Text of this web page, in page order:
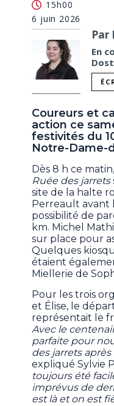
15h00
6 juin 2026
Par
En
Coureurs et
action ce
festivités du
Notre-Dame-
Dès 8 h ce
Ruée des jarrets
site de la halte
Perreault avant
possibilité de
km. Michel
sur place pour
Quelques
étaient
Miellerie de
Pour les trois
et Élise, le
représentait le
Avec le
parfaite pour
des jarrets
expliqué Sylvie
toujours été
imprévus de
est là et on est